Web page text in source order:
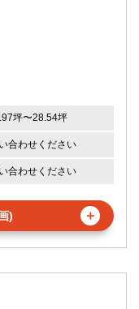
坪〜28.54坪
合わせください
合わせください
) ＋